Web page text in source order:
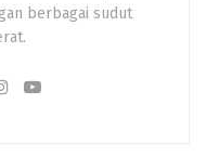
berbagai sudut